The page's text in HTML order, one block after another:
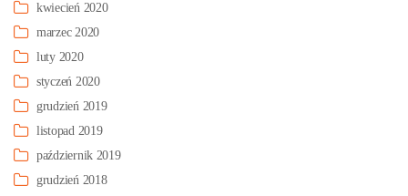
kwiecień 2020
marzec 2020
luty 2020
styczeń 2020
grudzień 2019
listopad 2019
październik 2019
grudzień 2018